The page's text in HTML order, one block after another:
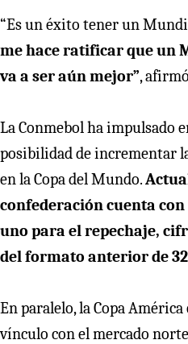
“Es un éxito tener un
me hace ratificar que un
va a ser aún mejor”,
La Conmebol ha impulsado
posibilidad de incrementar
en la Copa del Mundo.
confederación cuenta
uno para el repechaje,
del formato anterior de
En paralelo, la Copa
vínculo con el mercado